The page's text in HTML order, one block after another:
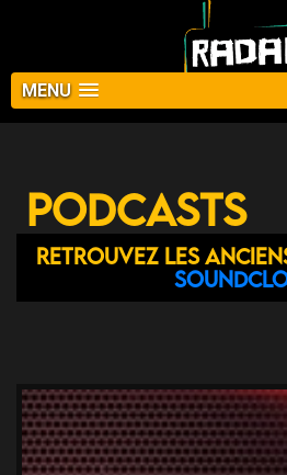
MENU
Podcasts
Retrouvez les